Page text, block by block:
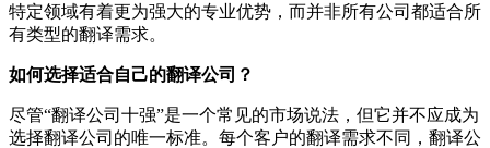
特定领域有着更为强大的专业优势，而并非所有公司都适合所
有类型的翻译需求。
如何选择适合自己的翻译公司？
尽管“翻译公司十强”是一个常见的市场说法，但它并不应成为
选择翻译公司的唯一标准。每个客户的翻译需求不同，翻译公